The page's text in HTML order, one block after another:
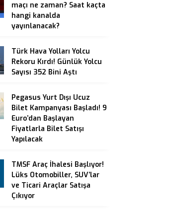
maçı ne zaman? Saat kaçta
hangi kanalda
yayınlanacak?
Türk Hava Yolları Yolcu
Rekoru Kırdı! Günlük Yolcu
Sayısı 352 Bini Aştı
Pegasus Yurt Dışı Ucuz
Bilet Kampanyası Başladı! 9
Euro’dan Başlayan
Fiyatlarla Bilet Satışı
Yapılacak
TMSF Araç İhalesi Başlıyor!
Lüks Otomobiller, SUV’lar
ve Ticari Araçlar Satışa
Çıkıyor